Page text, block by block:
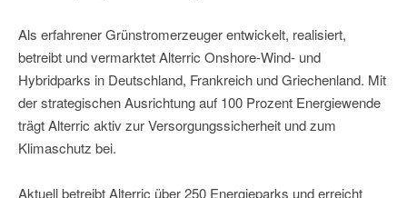
Als erfahrener Grünstromerzeuger entwickelt, realisiert,
betreibt und vermarktet Alterric Onshore-Wind- und
Hybridparks in Deutschland, Frankreich und Griechenland. Mit
der strategischen Ausrichtung auf 100 Prozent Energiewende
trägt Alterric aktiv zur Versorgungssicherheit und zum
Klimaschutz bei.
Aktuell betreibt Alterric über 250 Energieparks und erreicht